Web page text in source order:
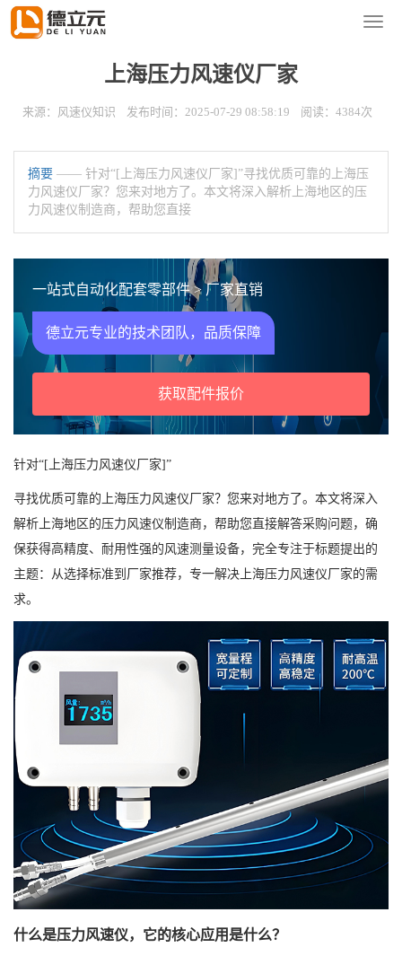
导
您的位置：首页
上海压力风速仪厂家
来源：风速仪知识 发布时间：2025-07-29 08:58:19 阅读：4384次
摘要 —— 针对“[上海压力风速仪厂家]”寻找优质可靠的上海压
力风速仪厂家？您来对地方了。本文将深入解析上海地区的压
力风速仪制造商，帮助您直接
一站式自动化配套零部件 > 厂家直销
德立元专业的技术团队，品质保障
获取配件报价
针对“[上海压力风速仪厂家]”
寻找优质可靠的上海压力风速仪厂家？您来对地方了。本文将深入
解析上海地区的压力风速仪制造商，帮助您直接解答采购问题，确
保获得高精度、耐用性强的风速测量设备，完全专注于标题提出的
主题：从选择标准到厂家推荐，专一解决上海压力风速仪厂家的需
求。
什么是压力风速仪，它的核心应用是什么？